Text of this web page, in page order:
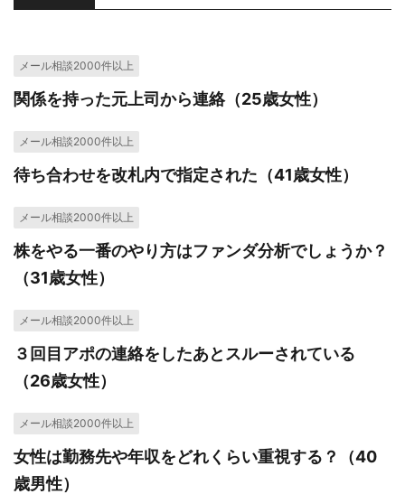
メール相談2000件以上
関係を持った元上司から連絡（25歳女性）
メール相談2000件以上
待ち合わせを改札内で指定された（41歳女性）
メール相談2000件以上
株をやる一番のやり方はファンダ分析でしょうか？
（31歳女性）
メール相談2000件以上
３回目アポの連絡をしたあとスルーされている
（26歳女性）
メール相談2000件以上
女性は勤務先や年収をどれくらい重視する？（40
歳男性）